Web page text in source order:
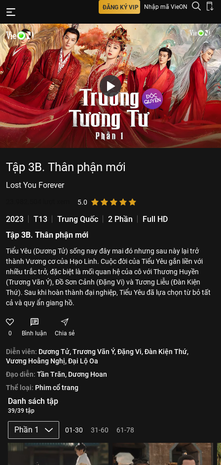
ĐĂNG KÝ VIP Nhập mã VieON
Tập 3B. Thân phận mới
Lost You Forever
5.0
2023 T13 Trung Quốc 2 Phần
Full HD
Tập 3B. Thân phận mới
Tiểu Yêu (Dương Tử) sống nay đây mai đó nhưng sau này lại trở
thành Vương cơ của Hạo Linh. Cuộc đời của Tiểu Yêu gắn liền với
nhiều trắc trở, đặc biệt là mối quan hệ của cô với Thương Huyền
(Trương Vãn Ý), Đồ Sơn Cảnh (Đặng Vi) và Tương Liễu (Đàn Kiện
Thứ). Sau khi hoàn thành đại nghiệp, Tiểu Yêu đã lựa chọn từ bỏ tất
cả và quy ẩn giang hồ.
0 Bình luận Chia sẻ
Diễn viên: Dương Tử,Trương Vãn Ý,Đặng Vi,Đàn Kiện Thứ,
Vương Hoằng Nghị,Đại Lộ Oa
Đạo diễn: Tần Trăn, Dương Hoan
Thể loại: Phim cổ trang
Danh sách tập
39/39 tập
Phần 1 01-30 31-60 61-78